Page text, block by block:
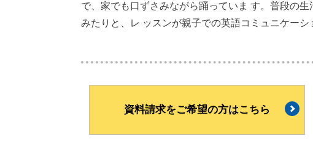
で、家でも口ずさみながら踊っていま す。普段の
みたりと、レ ッスンが親子での英語コミュニケーシ
資料請求をご希望の方はこちら